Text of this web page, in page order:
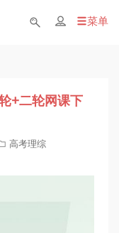
菜单
+二轮网课下
高考理综